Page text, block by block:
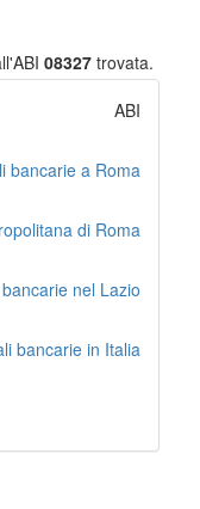
08327 trovata.
ABI
bancarie a Roma
di Roma
nel Lazio
bancarie in Italia